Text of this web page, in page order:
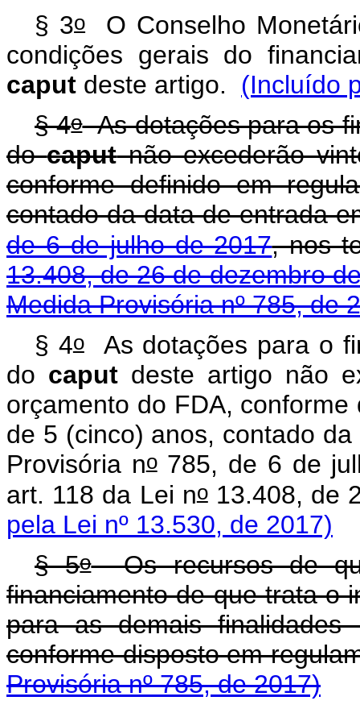
§ 3oO Conselho
condições gerais do
caput deste artigo. (Incluído
§ 4oAs dotações para os
docaputnão excederão
conforme definido em
contado da data de entrada
de 6 de julho de 2017, nos
13.408, de 26 de dezembro
Medida Provisória nº 785, de
§ 4oAs dotações para o
do caput deste artigo não
orçamento do FDA,
de 5 (cinco) anos, contado
Provisória no785, de 6 de
art. 118 da Lei no13.408, de
pela Lei nº 13.530, de 2017)
§ 5oOs recursos de
financiamento de que trata o
para as demais finalidades
conforme disposto em
Provisória nº 785, de 2017)